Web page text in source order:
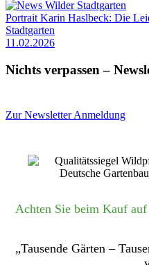
Portrait Karin Haslbeck: Die
Stadtgarten
11.02.2026
Nichts verpassen –
Zur Newsletter Anmeldung
Achten Sie beim Kauf auf
„Tausende Gärten –